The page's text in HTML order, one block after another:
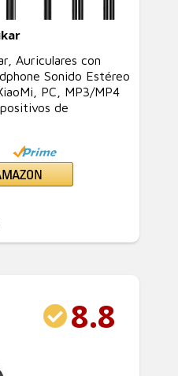
Auriculares con
Sonido Estéreo
PC, MP3/MP4
de
8.8